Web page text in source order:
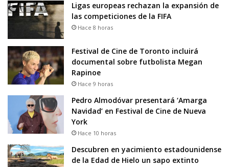
Ligas europeas rechazan la expansión de
las competiciones de la FIFA
Hace 8 horas
Festival de Cine de Toronto incluirá
documental sobre futbolista Megan
Rapinoe
Hace 9 horas
Pedro Almodóvar presentará ‘Amarga
Navidad’ en Festival de Cine de Nueva
York
Hace 10 horas
Descubren en yacimiento estadounidense
de la Edad de Hielo un sapo extinto